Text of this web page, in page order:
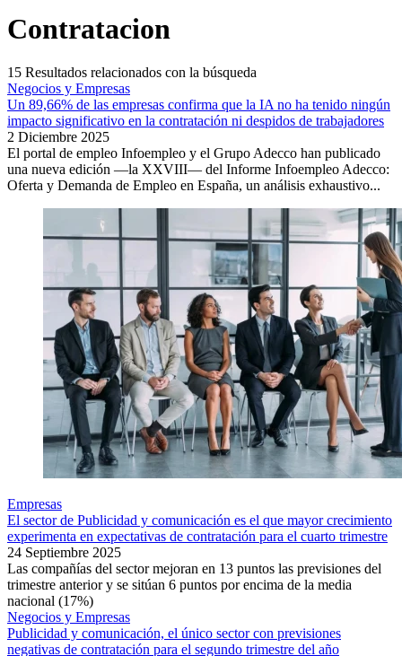
Contratacion
15 Resultados relacionados con la búsqueda
Negocios y Empresas
Un 89,66% de las empresas confirma que la IA no ha tenido ningún
impacto significativo en la contratación ni despidos de trabajadores
2 Diciembre 2025
El portal de empleo Infoempleo y el Grupo Adecco han publicado
una nueva edición —la XXVIII— del Informe Infoempleo Adecco:
Oferta y Demanda de Empleo en España, un análisis exhaustivo...
Empresas
El sector de Publicidad y comunicación es el que mayor crecimiento
experimenta en expectativas de contratación para el cuarto trimestre
24 Septiembre 2025
Las compañías del sector mejoran en 13 puntos las previsiones del
trimestre anterior y se sitúan 6 puntos por encima de la media
nacional (17%)
Negocios y Empresas
Publicidad y comunicación, el único sector con previsiones
negativas de contratación para el segundo trimestre del año